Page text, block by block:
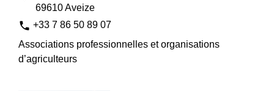
69610 Aveize
phone +33 7 86 50 89 07
Associations professionnelles et organisations
d’agriculteurs